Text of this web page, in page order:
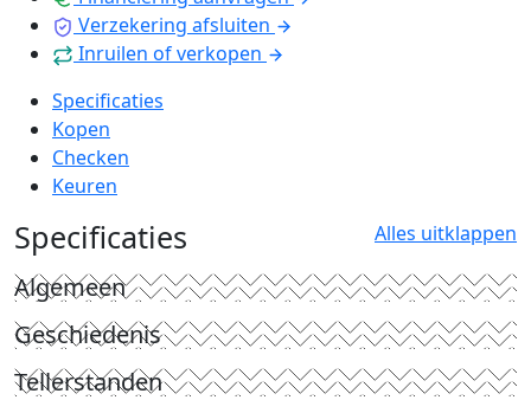
Verzekering afsluiten
Inruilen of verkopen
Specificaties
Kopen
Checken
Keuren
Specificaties Alles uitklappen
Algemeen
Geschiedenis
Tellerstanden